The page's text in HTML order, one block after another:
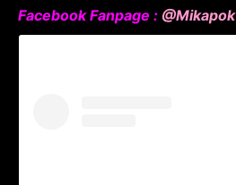
Facebook Fanpage : @Mikapok